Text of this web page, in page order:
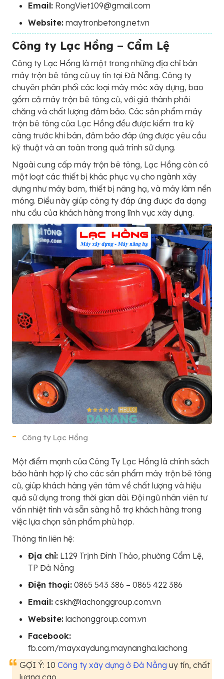
Email: RongViet109@gmail.com
Website: maytronbetong.net.vn
Công ty Lạc Hồng – Cẩm Lệ
Công ty Lạc Hồng là một trong những địa chỉ bán
máy trộn bê tông cũ uy tín tại Đà Nẵng. Công ty
chuyên phân phối các loại máy móc xây dựng, bao
gồm cả máy trộn bê tông cũ, với giá thành phải
chăng và chất lượng đảm bảo. Các sản phẩm máy
trộn bê tông của Lạc Hồng đều được kiểm tra kỹ
càng trước khi bán, đảm bảo đáp ứng được yêu cầu
kỹ thuật và an toàn trong quá trình sử dụng.
Ngoài cung cấp máy trộn bê tông, Lạc Hồng còn có
một loạt các thiết bị khác phục vụ cho ngành xây
dựng như máy bơm, thiết bị nâng hạ, và máy làm nền
móng. Điều này giúp công ty đáp ứng được đa dạng
nhu cầu của khách hàng trong lĩnh vực xây dựng.
Công ty Lạc Hồng
Một điểm mạnh của Công Ty Lạc Hồng là chính sách
bảo hành hợp lý cho các sản phẩm máy trộn bê tông
cũ, giúp khách hàng yên tâm về chất lượng và hiệu
quả sử dụng trong thời gian dài. Đội ngũ nhân viên tư
vấn nhiệt tình và sẵn sàng hỗ trợ khách hàng trong
việc lựa chọn sản phẩm phù hợp.
Thông tin liên hệ:
Địa chỉ: L129 Trịnh Đình Thảo, phường Cẩm Lệ,
TP Đà Nẵng
Điện thoại: 0865 543 386 – 0865 422 386
Email: cskh@lachonggroup.com.vn
Website: lachonggroup.com.vn
Facebook:
fb.com/mayxaydung.maynangha.lachong
GỢI Ý: 10 Công ty xây dựng ở Đà Nẵng uy tín, chất